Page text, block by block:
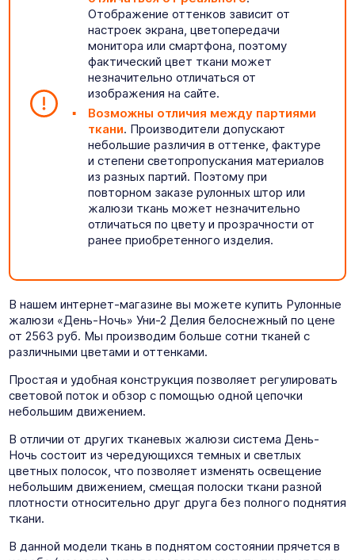
Отображение оттенков зависит от
настроек экрана, цветопередачи
монитора или смартфона, поэтому
фактический цвет ткани может
незначительно отличаться от
изображения на сайте.
Возможны отличия между партиями
ткани. Производители допускают
небольшие различия в оттенке, фактуре
и степени светопропускания материалов
из разных партий. Поэтому при
повторном заказе рулонных штор или
жалюзи ткань может незначительно
отличаться по цвету и прозрачности от
ранее приобретенного изделия.
В нашем интернет-магазине вы можете купить Рулонные
жалюзи «День-Ночь» Уни-2 Делия белоснежный по цене
от 2563 руб. Мы производим больше сотни тканей с
различными цветами и оттенками.
Простая и удобная конструкция позволяет регулировать
световой поток и обзор с помощью одной цепочки
небольшим движением.
В отличии от других тканевых жалюзи система День-
Ночь состоит из чередующихся темных и светлых
цветных полосок, что позволяет изменять освещение
небольшим движением, смещая полоски ткани разной
плотности относительно друг друга без полного поднятия
ткани.
В данной модели ткань в поднятом состоянии прячется в